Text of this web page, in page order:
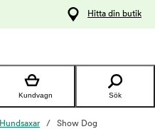
Hitta din butik
Kundvagn Sök
Hundsaxar
Show Dog